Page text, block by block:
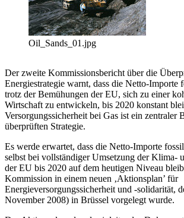
Oil_Sands_01.jpg
Der zweite Kommissionsbericht über die
Energiestrategie warnt, dass die Netto-Importe
trotz der Bemühungen der EU, sich zu einer
Wirtschaft zu entwickeln, bis 2020 konstant
Versorgungssicherheit bei Gas ist ein zentraler
überprüften Strategie.
Es werde erwartet, dass die Netto-Importe
selbst bei vollständiger Umsetzung der Klima-
der EU bis 2020 auf dem heutigen Niveau
Kommission in einem neuen ‚Aktionsplan’ für
Energieversorgungssicherheit und -solidarität,
November 2008) in Brüssel vorgelegt wurde.